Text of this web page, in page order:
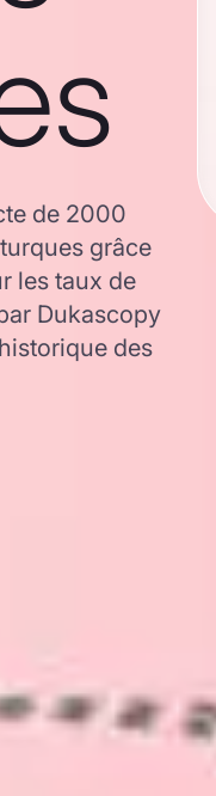
de 2000
grâce
les taux de
Dukascopy
des